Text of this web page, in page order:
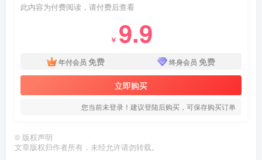
此内容为付费阅读，请付费后查看
￥ 9.9
年付会员 免费 终身会员 免费
立即购买
您当前未登录！建议登陆后购买，可保存购买订单
© 版权声明
文章版权归作者所有，未经允许请勿转载。